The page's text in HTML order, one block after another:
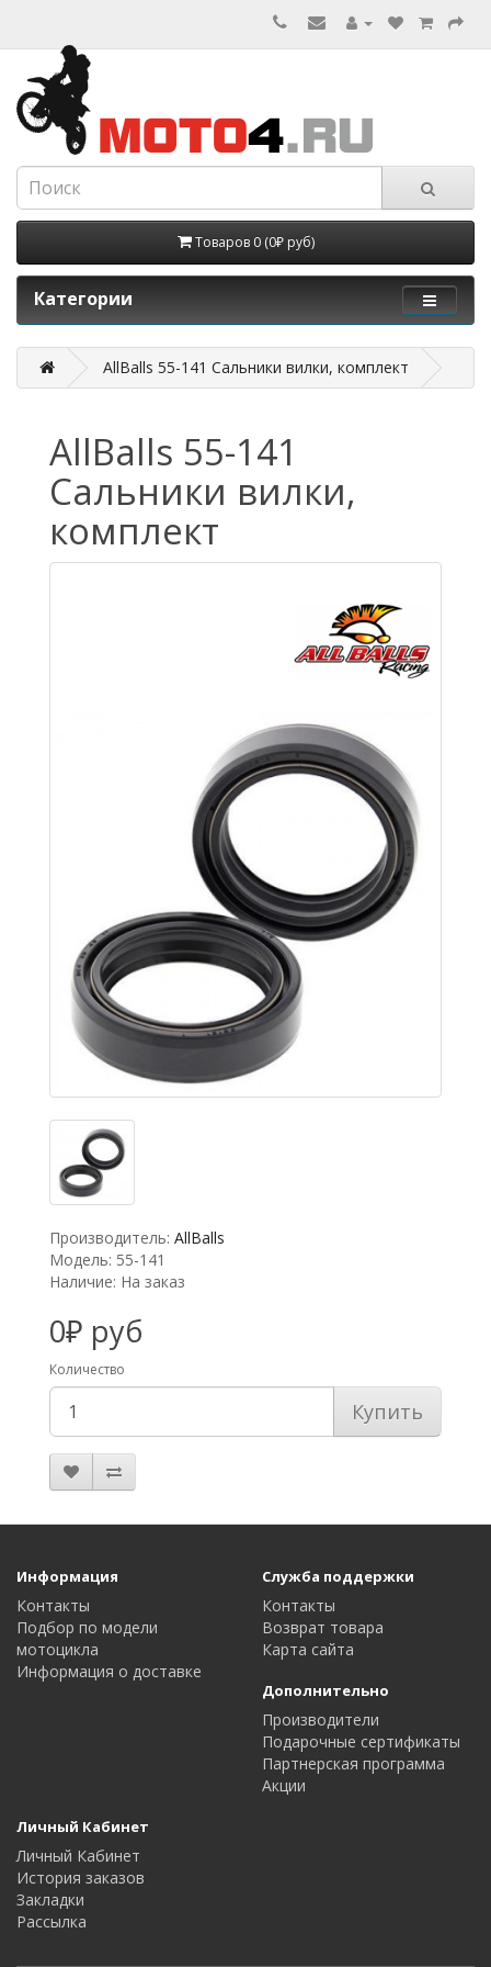
Товаров 0 (0₽ руб)
Категории
AllBalls 55-141 Cальники вилки, комплект
AllBalls 55-141
Cальники вилки,
комплект
Производитель: AllBalls
Модель: 55-141
Наличие: На заказ
0₽ руб
Количество
Купить
Информация
Контакты
Подбор по модели
мотоцикла
Информация о доставке
Служба поддержки
Контакты
Возврат товара
Карта сайта
Дополнительно
Производители
Подарочные сертификаты
Партнерская программа
Акции
Личный Кабинет
Личный Кабинет
История заказов
Закладки
Рассылка